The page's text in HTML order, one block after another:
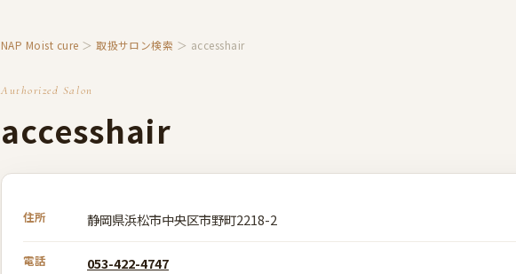
NAP Moist cure ＞取扱サロン検索 ＞ accesshair
Authorized Salon
accesshair
住所 静岡県浜松市中央区市野町2218-2
電話 053-422-4747